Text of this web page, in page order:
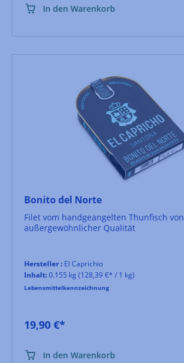
In den Warenkorb
Bonito del Norte
Filet vom handgeangelten Thunfisch von
außergewöhnlicher Qualität
Hersteller : El Caprichio
Inhalt:0.155 kg (128,39 €* / 1 kg)
Lebensmittelkennzeichnung
19,90 €*
In den Warenkorb